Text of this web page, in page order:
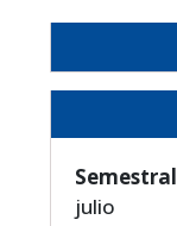
Semestral
julio